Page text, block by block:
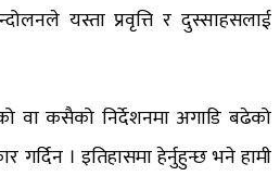
यस्ता प्रवृत्ति र दुस्साहसलाई
वा कसैको निर्देशनमा अगाडि बढेको
गर्दिन । इतिहासमा हेर्नुहुन्छ भने हामी